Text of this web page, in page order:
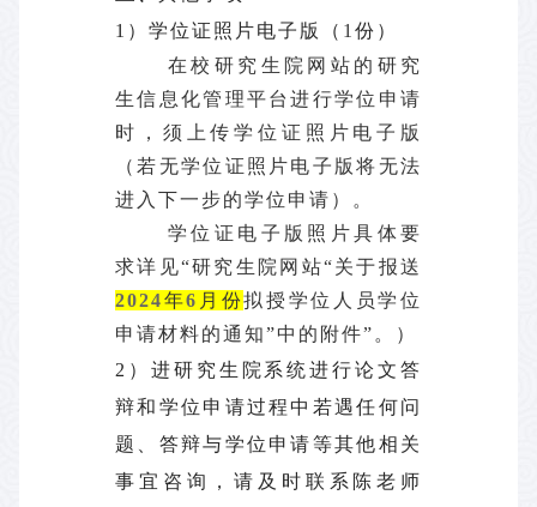
1）学位证照片电子版（ 1份）
在校研究生院网站的研究
生信息化管理平台进行学位申请
时，须上传学位证照片电子版
（若无学位证照片电子版将无法
进入下一步的学位申请）。
学位证电子版照片具体要
求详见“研究生院网站“关于报送
2024年6 月份拟授学位人员学位
申请材料的通知”中的附件”。）
2）进研究生院系统进行论文答
辩和学位申请过程中若遇任何问
题、答辩与学位申请等其他相关
事宜咨询，请及时联系陈老师